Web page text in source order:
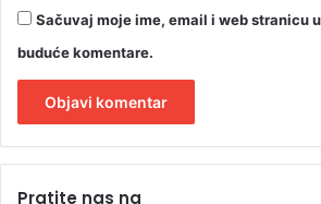
Sačuvaj moje ime, email i web stranicu
buduće komentare.
Pratite nas na